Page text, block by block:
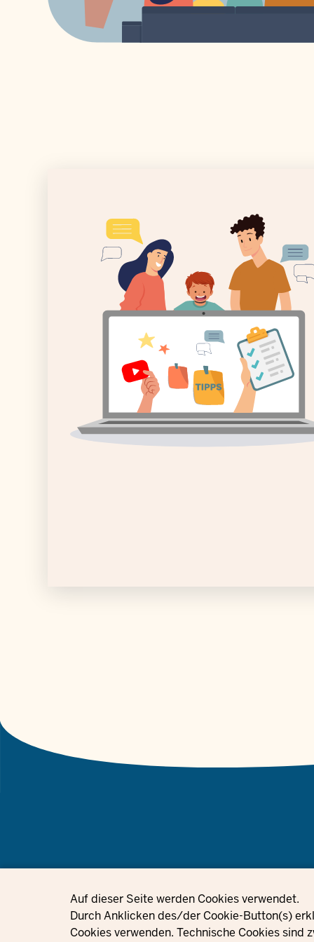
Privacy settingsAuf dieser Seite werden Cookies verwendet.
Durch Anklicken des/der Cookie-Button(s)
Cookies verwenden. Technische Cookies sind
Nordrhein-Westfalen